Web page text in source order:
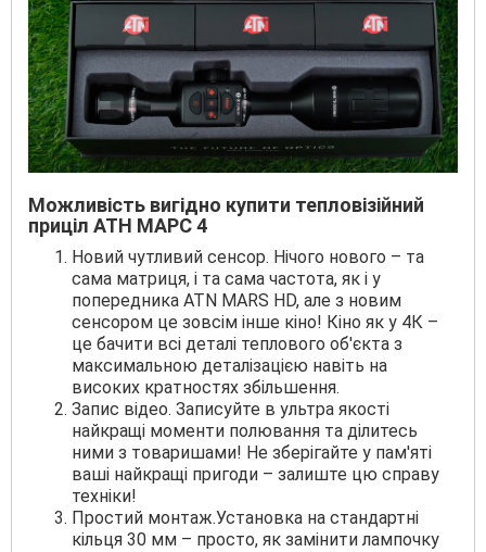
Можливість вигідно купити тепловізійний
приціл АТН МАРС 4
Новий чутливий сенсор. Нічого нового – та
сама матриця, і та сама частота, як і у
попередника ATN MARS HD, але з новим
сенсором це зовсім інше кіно! Кіно як у 4К –
це бачити всі деталі теплового об'єкта з
максимальною деталізацією навіть на
високих кратностях збільшення.
Запис відео. Записуйте в ультра якості
найкращі моменти полювання та ділитесь
ними з товаришами! Не зберігайте у пам'яті
ваші найкращі пригоди – залиште цю справу
техніки!
Простий монтаж.Установка на стандартні
кільця 30 мм – просто, як замінити лампочку